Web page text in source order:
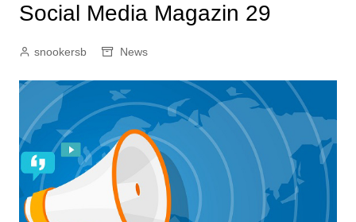
Social Media Magazin 29
snookersb News